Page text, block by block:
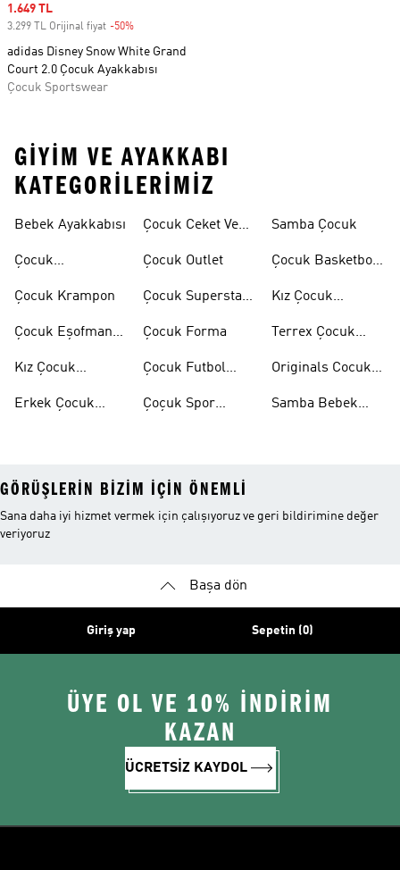
Sale price
1.649 TL
3.299 TL Orijinal fiyat -50%
adidas Disney Snow White Grand
Court 2.0 Çocuk Ayakkabısı
Çocuk Sportswear
GIYIM VE AYAKKABI
KATEGORILERIMIZ
Bebek Ayakkabısı
Çocuk
Çocuk Krampon
Çocuk Eşofman
Kız Çocuk
Erkek Çocuk
Çocuk Ceket Ve
Çocuk Outlet
Çocuk Superstar
Çocuk Forma
Çocuk Futbol
Çoçuk Spor
Samba Çocuk
Çocuk Basketbol
Kız Çocuk
Terrex Çocuk
Originals Cocuk
Samba Bebek
GÖRÜŞLERIN BIZIM IÇIN ÖNEMLI
Sana daha iyi hizmet vermek için çalışıyoruz ve geri bildirimine değer
veriyoruz
Başa dön
Giriş yap Sepetin (0)
ÜYE OL VE 10% İNDİRİM
KAZAN
ÜCRETSİZ KAYDOL